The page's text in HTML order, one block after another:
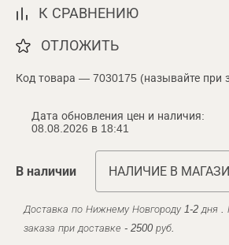
К СРАВНЕНИЮ
ОТЛОЖИТЬ
Код товара — 7030175 (называйте при
Дата обновления цен и наличия:
08.08.2026 в 18:41
В наличии НАЛИЧИЕ В
Доставка по Нижнему Новгороду 1-2 дня
заказа при доставке - 2500 руб.